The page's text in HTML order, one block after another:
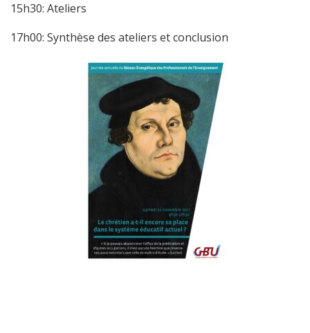
15h30: Ateliers
17h00: Synthèse des ateliers et conclusion